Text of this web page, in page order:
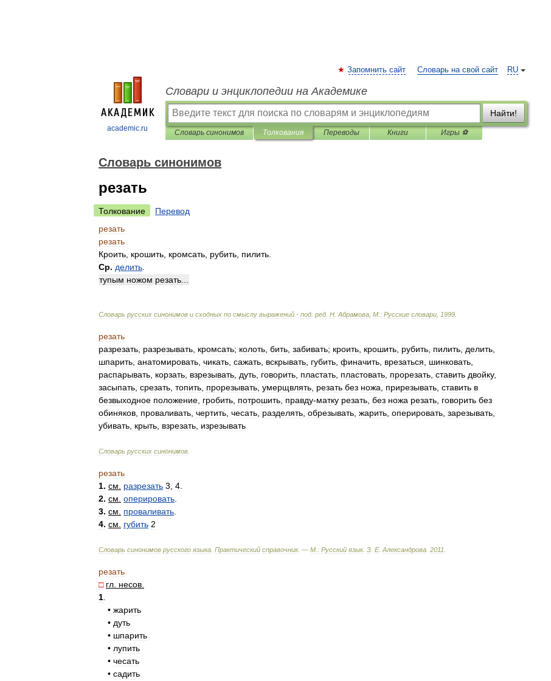
academic.ru
RU
Запомнить сайт Словарь на свой сайт
Словари и энциклопедии на Академике
Найти!
Словарь синонимов Толкования Переводы Книги Игры ⚽
Словарь синонимов
резать
Толкование
Перевод
резать
резать
Кроить крошить кромсать рубить пилить
Ср. делить
тупым ножом резать
Словарь русских синонимов и сходных по смыслу выражений .- под ред Н Абрамова М : Русские словари 1999
резать
разрезать разрезывать кромсать; колоть бить забивать; кроить крошить рубить пилить делить
шпарить анатомировать чикать сажать вскрывать губить финачить врезаться шинковать
распарывать корзать взрезывать дуть говорить пластать пластовать прорезать ставить двойку,
засыпать срезать топить прорезывать умерщвлять резать без ножа прирезывать ставить в
безвыходное положение гробить потрошить правду-матку резать без ножа резать говорить без
обиняков проваливать чертить чесать разделять обрезывать жарить оперировать зарезывать
убивать крыть взрезать изрезывать
Словарь русских синонимов
резать
1. см разрезать 3 4
2. см оперировать
3. см проваливать
4. см губить 2
Словарь синонимов русского языка Практический справочник. — М : Русский язык. З Е. Александрова 2011
резать
□ гл несов
1
• жарить
• дуть
• шпарить
• лупить
• чесать
• садить